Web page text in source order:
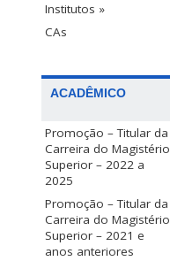
Institutos »
CAs
ACADÊMICO
Promoção – Titular da
Carreira do Magistério
Superior – 2022 a
2025
Promoção – Titular da
Carreira do Magistério
Superior – 2021 e
anos anteriores